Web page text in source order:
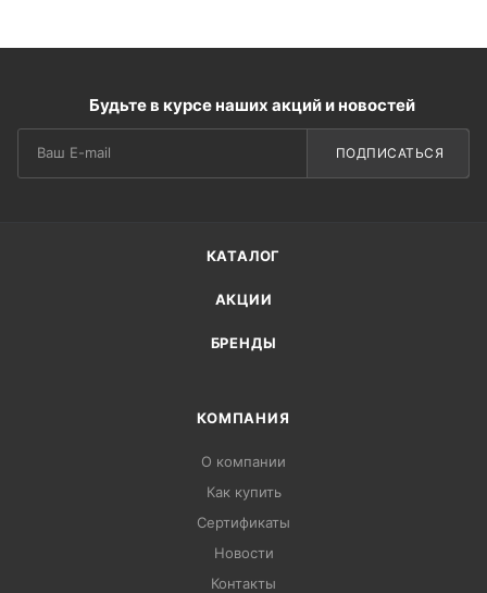
Будьте в курсе наших акций и новостей
ПОДПИСАТЬСЯ
КАТАЛОГ
АКЦИИ
БРЕНДЫ
КОМПАНИЯ
О компании
Как купить
Сертификаты
Новости
Контакты